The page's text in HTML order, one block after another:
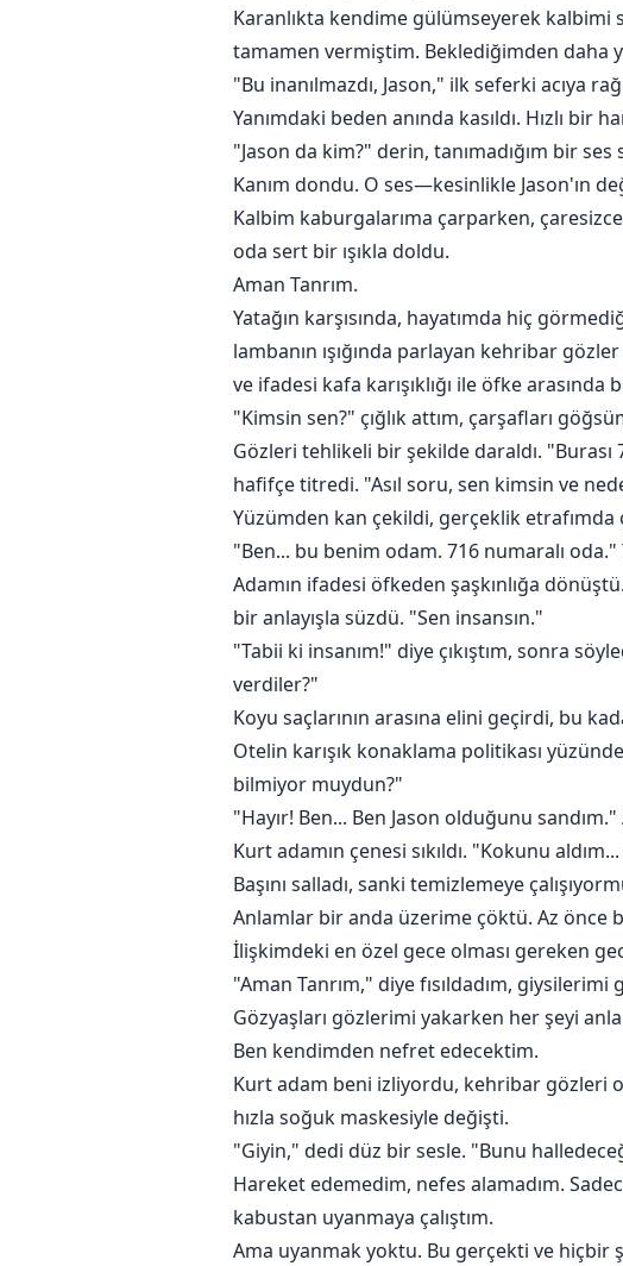
Karanlıkta kendime gülümseyerek kalbimi
tamamen vermiştim. Beklediğimden daha
"Bu inanılmazdı, Jason," ilk seferki acıya
Yanımdaki beden anında kasıldı. Hızlı bir
"Jason da kim?" derin, tanımadığım bir
Kanım dondu. O ses—kesinlikle Jason'ın
Kalbim kaburgalarıma çarparken,
oda sert bir ışıkla doldu.
Aman Tanrım.
Yatağın karşısında, hayatımda hiç
lambanın ışığında parlayan kehribar
ve ifadesi kafa karışıklığı ile öfke arasında
"Kimsin sen?" çığlık attım, çarşafları
Gözleri tehlikeli bir şekilde daraldı.
hafifçe titredi. "Asıl soru, sen kimsin ve
Yüzümden kan çekildi, gerçeklik etrafımda
"Ben... bu benim odam. 716 numaralı
Adamın ifadesi öfkeden şaşkınlığa
bir anlayışla süzdü. "Sen insansın."
"Tabii ki insanım!" diye çıkıştım, sonra
verdiler?"
Koyu saçlarının arasına elini geçirdi, bu
Otelin karışık konaklama politikası
bilmiyor muydun?"
"Hayır! Ben... Ben Jason olduğunu sandım."
Kurt adamın çenesi sıkıldı. "Kokunu
Başını salladı, sanki temizlemeye
Anlamlar bir anda üzerime çöktü. Az önce
İlişkimdeki en özel gece olması gereken
"Aman Tanrım," diye fısıldadım,
Gözyaşları gözlerimi yakarken her şeyi
Ben kendimden nefret edecektim.
Kurt adam beni izliyordu, kehribar gözleri
hızla soğuk maskesiyle değişti.
"Giyin," dedi düz bir sesle. "Bunu
Hareket edemedim, nefes alamadım.
kabustan uyanmaya çalıştım.
Ama uyanmak yoktu. Bu gerçekti ve hiçbir